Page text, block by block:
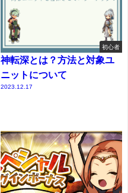
初心者
神転深とは？方法と対象ユ
ニットについて
2023.12.17